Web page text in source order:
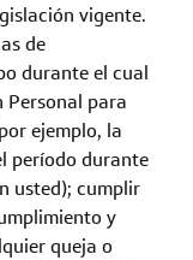
vigente.
de
durante el cual
Personal para
ejemplo, la
período durante
usted); cumplir
y
queja o